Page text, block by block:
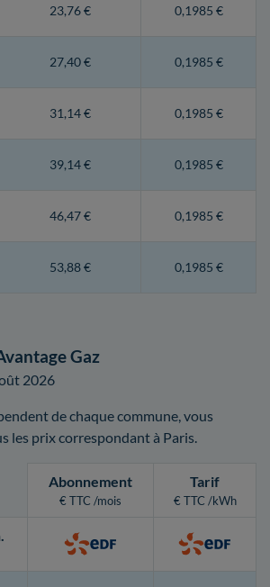
23,76 € 0,1985 €
27,40 € 0,1985 €
31,14 € 0,1985 €
39,14 € 0,1985 €
46,47 € 0,1985 €
53,88 € 0,1985 €
Gaz
2026
de chaque commune, vous
les prix correspondant à Paris.
Abonnement
€ TTC /mois
Tarif
€ TTC /kWh
.